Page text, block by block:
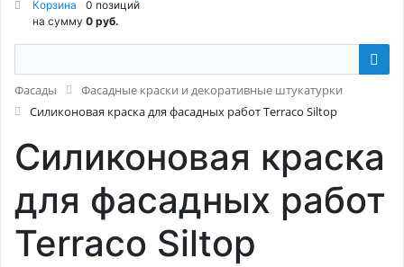
Корзина
0 позиций
на сумму 0 руб.
Фасады
Фасадные краски и декоративные штукатурки
Силиконовая краска для фасадных работ Terraco Siltop
Силиконовая краска
для фасадных работ
Terraco Siltop